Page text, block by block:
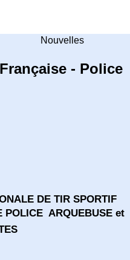
Nouvelles
- Police
DE TIR SPORTIF
POLICE  ARQUEBUSE et